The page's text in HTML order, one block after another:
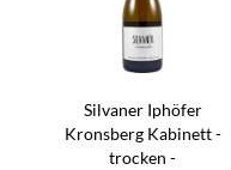
Silvaner Iphöfer
Kronsberg Kabinett -
trocken -